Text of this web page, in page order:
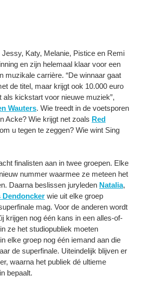
Katy, Melanie, Pistice en Remi
en zijn helemaal klaar voor een
muzikale carrière. “De winnaar gaat
de titel, maar krijgt ook 10.000 euro
als kickstart voor nieuwe muziek”,
Wauters. Wie treedt in de voetsporen
Acke? Wie krijgt net zoals Red
u tegen te zeggen? Wie wint Sing
finalisten aan in twee groepen. Elke
nummer waarmee ze meteen het
Daarna beslissen juryleden Natalia,
Dendoncker wie uit elke groep
mag. Voor de anderen wordt
krijgen nog één kans in een alles-of-
ze het studiopubliek moeten
elke groep nog één iemand aan die
de superfinale. Uiteindelijk blijven er
waarna het publiek dé ultieme
bepaalt.